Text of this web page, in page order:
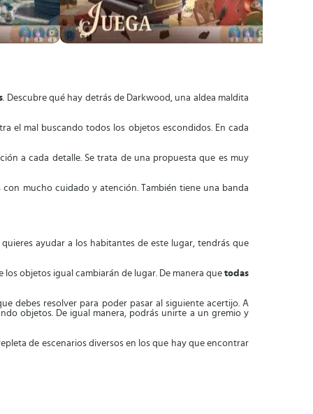
. Descubre qué hay detrás de Darkwood, una aldea maldita
el mal buscando todos los objetos escondidos. En cada
a cada detalle. Se trata de una propuesta que es muy
con mucho cuidado y atención. También tiene una banda
ayudar a los habitantes de este lugar, tendrás que
objetos igual cambiarán de lugar. De manera que todas
debes resolver para poder pasar al siguiente acertijo. A
objetos. De igual manera, podrás unirte a un gremio y
de escenarios diversos en los que hay que encontrar